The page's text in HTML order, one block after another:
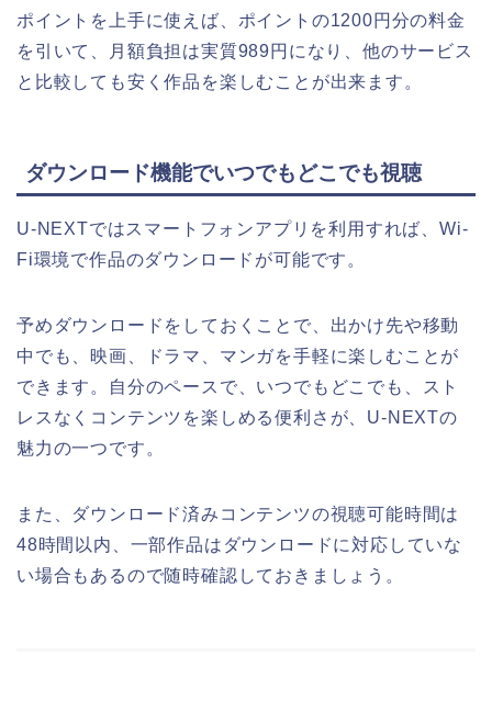
ポイントを上手に使えば、ポイントの1200円分の料金
を引いて、月額負担は実質989円になり、他のサービス
と比較しても安く作品を楽しむことが出来ます。
ダウンロード機能でいつでもどこでも視聴
U-NEXTではスマートフォンアプリを利用すれば、Wi-
Fi環境で作品のダウンロードが可能です。
予めダウンロードをしておくことで、出かけ先や移動
中でも、映画、ドラマ、マンガを手軽に楽しむことが
できます。自分のペースで、いつでもどこでも、スト
レスなくコンテンツを楽しめる便利さが、U-NEXTの
魅力の一つです。
また、ダウンロード済みコンテンツの視聴可能時間は
48時間以内、一部作品はダウンロードに対応していな
い場合もあるので随時確認しておきましょう。